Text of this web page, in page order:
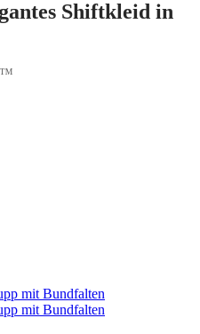
Shiftkleid in
™